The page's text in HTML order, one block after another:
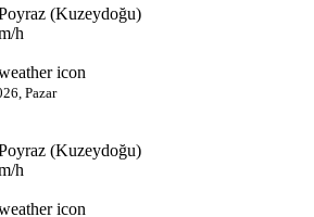
(Kuzeydoğu)
h
Pazar
(Kuzeydoğu)
h